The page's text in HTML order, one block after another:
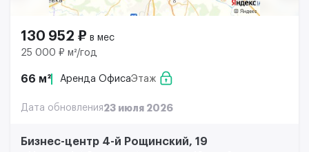
130 952 ₽ в мес
25 000 ₽ м²/год
66 м² Аренда ОфисаЭтаж
Дата обновления23 июля 2026
Бизнес-центр 4-й Рощинский, 19